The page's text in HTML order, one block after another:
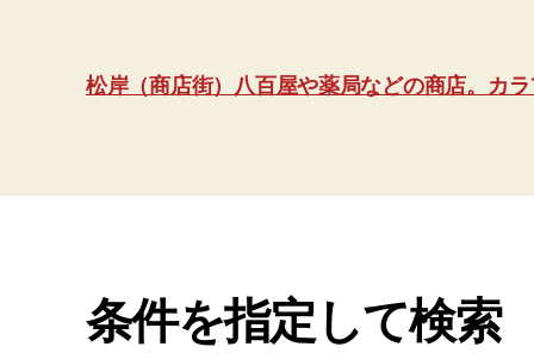
松岸（商店街）八百屋や薬局などの商店。カ
条件を指定して検索